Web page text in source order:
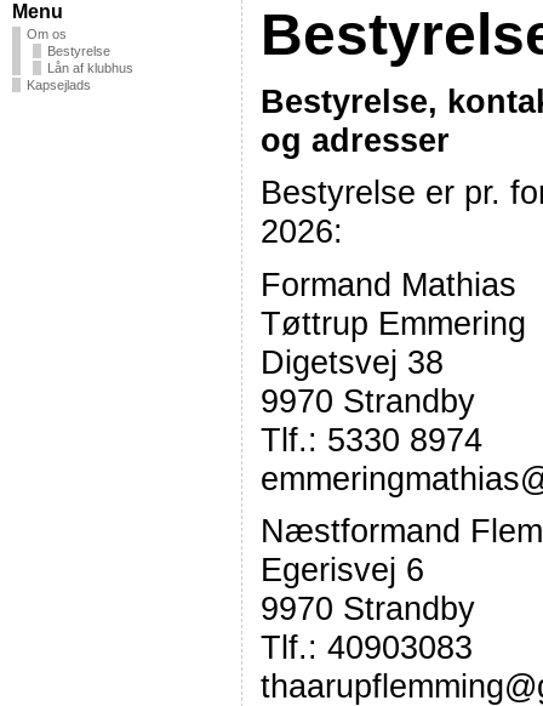
Menu
Om os
Bestyrelse
Lån af klubhus
Kapsejlads
Bestyrelse,
og adresser
Bestyrelse er pr.
2026:
Formand Mathias
Tøttrup Emmering
Digetsvej 38
9970 Strandby
Tlf.: 5330 8974
Næstformand
Egerisvej 6
9970 Strandby
Tlf.: 40903083